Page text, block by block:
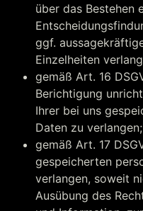
über das Bestehen
ggf.
Einzelheiten
gemäß Art. 16
Berichtigung
Ihrer bei uns
Daten zu verlangen;
gemäß Art. 17
gespeicherten
verlangen, soweit
Ausübung des